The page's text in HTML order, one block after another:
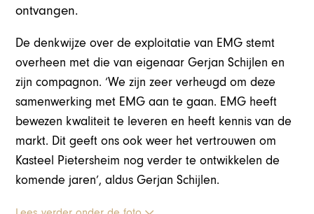
ontvangen.
De denkwijze over de exploitatie van EMG stemt
overheen met die van eigenaar Gerjan Schijlen en
zijn compagnon. ‘We zijn zeer verheugd om deze
samenwerking met EMG aan te gaan. EMG heeft
bewezen kwaliteit te leveren en heeft kennis van de
markt. Dit geeft ons ook weer het vertrouwen om
Kasteel Pietersheim nog verder te ontwikkelen de
komende jaren’, aldus Gerjan Schijlen.